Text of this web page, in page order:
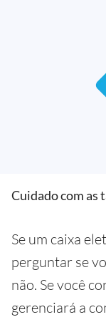
Cuidado com as
Se um caixa
perguntar se
não. Se você
gerenciará a